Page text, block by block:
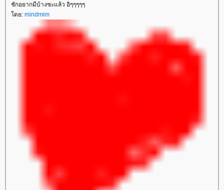
ชักอยากมีบ้างซะแล้ว อิๆๆๆๆๆ
โดย: mindmim